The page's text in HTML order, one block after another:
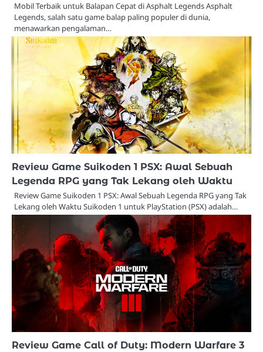
Mobil Terbaik untuk Balapan Cepat di Asphalt Legends Asphalt
Legends, salah satu game balap paling populer di dunia,
menawarkan pengalaman…
Review Game Suikoden 1 PSX: Awal Sebuah
Legenda RPG yang Tak Lekang oleh Waktu
Review Game Suikoden 1 PSX: Awal Sebuah Legenda RPG yang Tak
Lekang oleh Waktu Suikoden 1 untuk PlayStation (PSX) adalah…
Review Game Call of Duty: Modern Warfare 3